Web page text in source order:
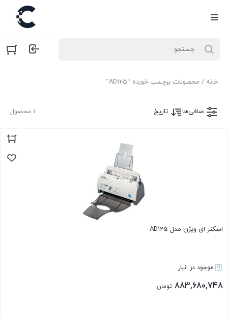
خانه / محصولات برچسب خورده “AD125”
1 محصول صافی‌ها تاریخ
اسکنر ای ویژن مدل AD125
موجود در انبار
883,680,748 تومان